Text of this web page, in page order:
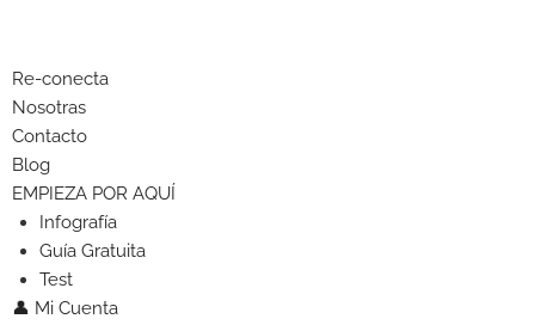
Re-conecta
Nosotras
Contacto
Blog
EMPIEZA POR AQUÍ
Infografía
Guía Gratuita
Test
👤 Mi Cuenta